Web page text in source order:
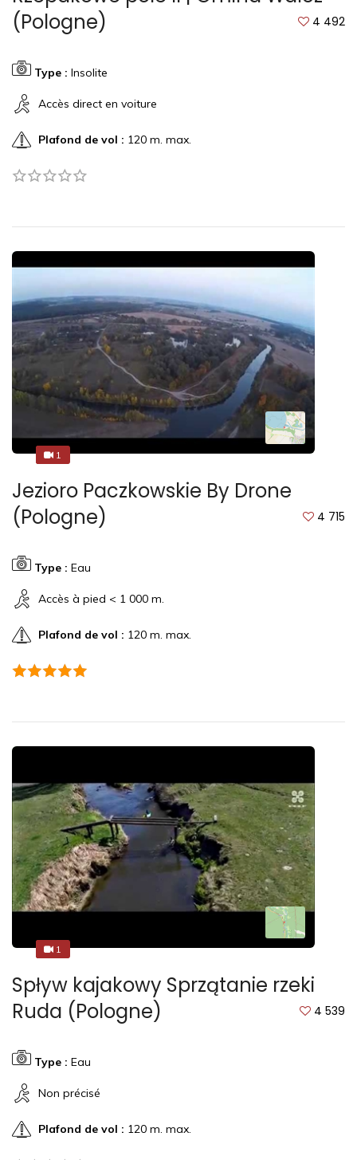
(Pologne)
4 492
Type : Insolite
Accès direct en voiture
Plafond de vol : 120 m. max.
11
Jezioro Paczkowskie By Drone
(Pologne)
4 715
Type : Eau
Accès à pied < 1 000 m.
Plafond de vol : 120 m. max.
1
1
Spływ kajakowy Sprzątanie rzeki
Ruda (Pologne)
4 539
Type : Eau
Non précisé
Plafond de vol : 120 m. max.